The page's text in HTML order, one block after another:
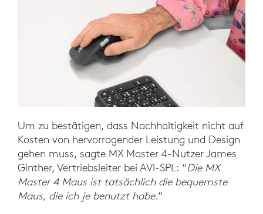
Um zu bestätigen, dass Nachhaltigkeit nicht auf
Kosten von hervorragender Leistung und Design
gehen muss, sagte MX Master 4-Nutzer James
Ginther, Vertriebsleiter bei AVI-SPL: “Die MX
Master 4 Maus ist tatsächlich die bequemste
Maus, die ich je benutzt habe.“